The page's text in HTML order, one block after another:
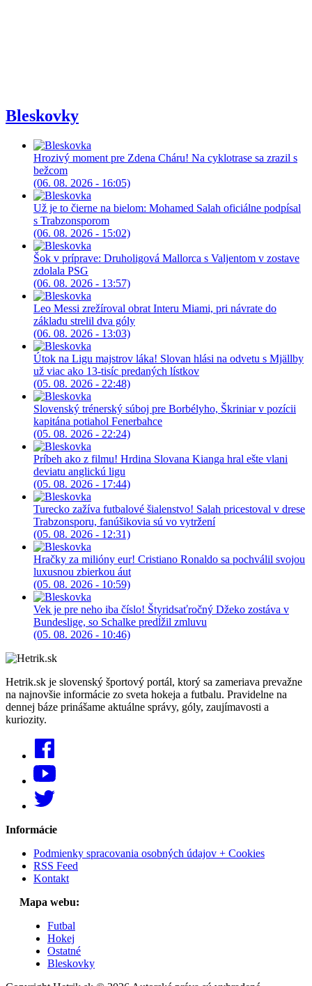
Bleskovky
Hrozivý moment pre Zdena Cháru! Na cyklotrase sa zrazil s
bežcom
(06. 08. 2026 - 16:05)
Už je to čierne na bielom: Mohamed Salah oficiálne podpísal
s Trabzonsporom
(06. 08. 2026 - 15:02)
Šok v príprave: Druholigová Mallorca s Valjentom v zostave
zdolala PSG
(06. 08. 2026 - 13:57)
Leo Messi zrežíroval obrat Interu Miami, pri návrate do
základu strelil dva góly
(06. 08. 2026 - 13:03)
Útok na Ligu majstrov láka! Slovan hlási na odvetu s Mjällby
už viac ako 13-tisíc predaných lístkov
(05. 08. 2026 - 22:48)
Slovenský trénerský súboj pre Borbélyho, Škriniar v pozícii
kapitána potiahol Fenerbahce
(05. 08. 2026 - 22:24)
Príbeh ako z filmu! Hrdina Slovana Kianga hral ešte vlani
deviatu anglickú ligu
(05. 08. 2026 - 17:44)
Turecko zažíva futbalové šialenstvo! Salah pricestoval v drese
Trabzonsporu, fanúšikovia sú vo vytržení
(05. 08. 2026 - 12:31)
Hračky za milióny eur! Cristiano Ronaldo sa pochválil svojou
luxusnou zbierkou áut
(05. 08. 2026 - 10:59)
Vek je pre neho iba číslo! Štyridsaťročný Džeko zostáva v
Bundeslige, so Schalke predĺžil zmluvu
(05. 08. 2026 - 10:46)
Hetrik.sk je slovenský športový portál, ktorý sa zameriava prevažne
na najnovšie informácie zo sveta hokeja a futbalu. Pravidelne na
dennej báze prinášame aktuálne správy, góly, zaujímavosti a
kuriozity.
Informácie
Podmienky spracovania osobných údajov + Cookies
RSS Feed
Kontakt
Mapa webu:
Futbal
Hokej
Ostatné
Bleskovky